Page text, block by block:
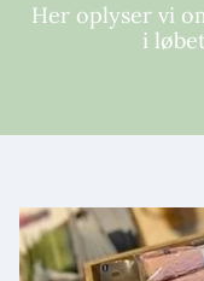
Her oplyser vi
i